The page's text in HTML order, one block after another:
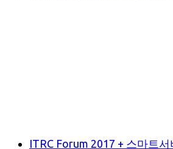
ITRC Forum 2017 + 스마트